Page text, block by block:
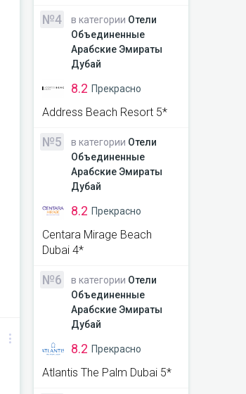
№4 в категории Отели
Объединенные
Арабские Эмираты
Дубай
8.2 Прекрасно
Address Beach Resort 5*
№5 в категории Отели
Объединенные
Арабские Эмираты
Дубай
8.2 Прекрасно
Centara Mirage Beach
Dubai 4*
№6 в категории Отели
Объединенные
Арабские Эмираты
Дубай
8.2 Прекрасно
Atlantis The Palm Dubai 5*